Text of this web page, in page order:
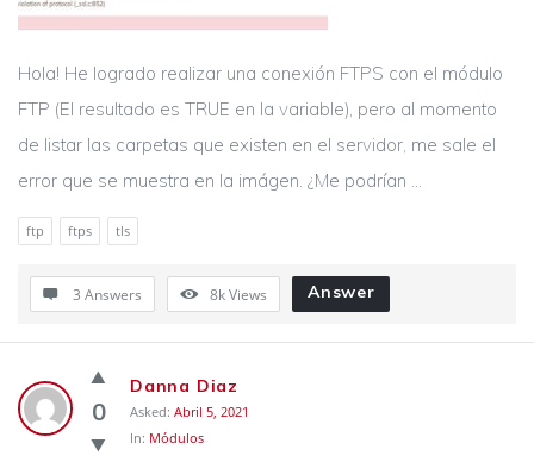
Hola! He logrado realizar una conexión FTPS con el módulo
FTP (El resultado es TRUE en la variable), pero al momento
de listar las carpetas que existen en el servidor, me sale el
error que se muestra en la imágen. ¿Me podrían ...
ftp ftps tls
3 Answers 8kViews Answer
0
Danna Diaz
Asked: Abril 5, 2021
In: Módulos